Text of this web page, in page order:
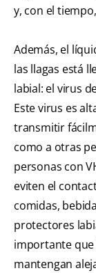
y, con el
Además, el
las llagas está
labial: el virus
Este virus es
transmitir
como a otras
personas con
eviten el
comidas,
protectores
importante que
mantengan